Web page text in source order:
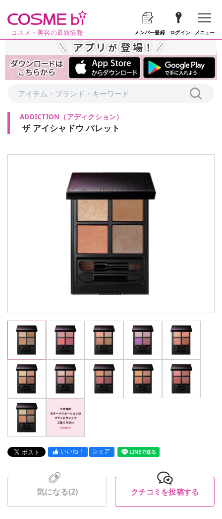
コスメ・美容の最新情報 メンバー登録 ログイン メニュー
ADDICTION （アディクション）
ザ アイシャドウ パレット
いいね！ シェア LINEで送る
気になる(2) クチコミを投稿する